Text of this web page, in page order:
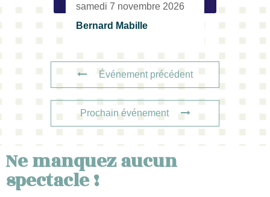
samedi 7 novembre 2026
Bernard Mabille
Événement précédent
Prochain événement
Ne manquez aucun
spectacle !